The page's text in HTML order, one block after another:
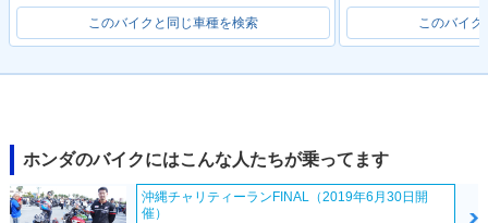
2021年 CB1300 SU
PER BOL D'OR S
P・マイナーチェン
ジ
2021年 CB1300 SU
PER BOL D'OR・マ
イナーチェンジ
2020年 CB1300 SU
PER BOL D'OR S
P・カラーチェンジ
このバイクと同じ車種を検索 このバイク
ホンダのバイクにはこんな人たちが乗ってます
沖縄チャリティーランFINAL（2019年6月30日開
催）